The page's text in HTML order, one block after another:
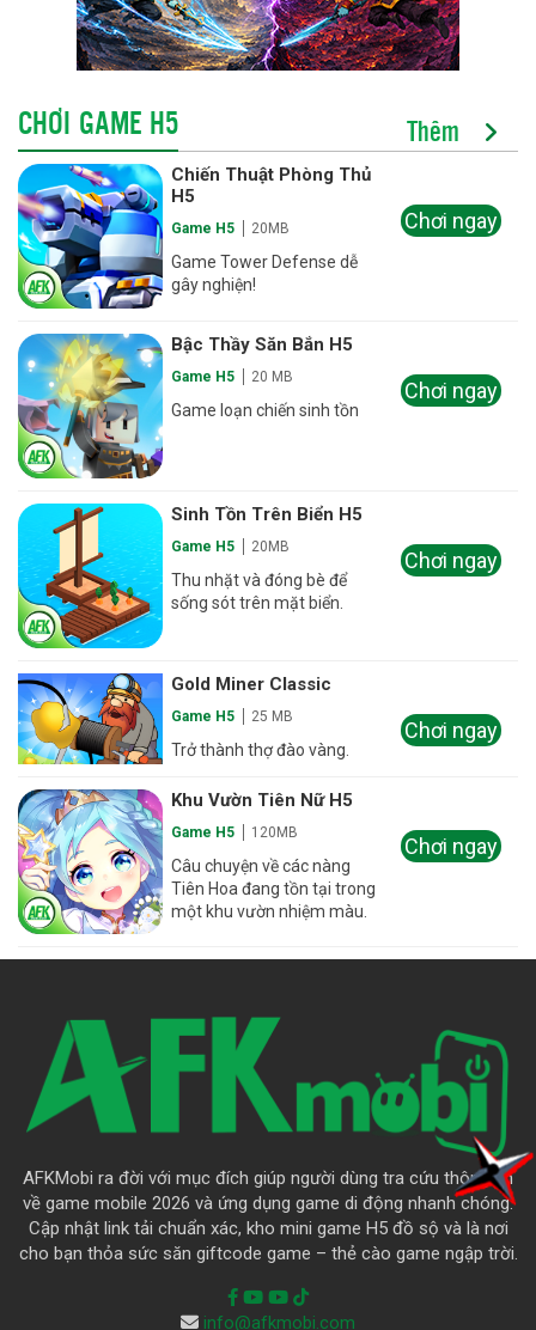
CHƠI GAME H5 Thêm
Chiến Thuật Phòng Thủ
H5
Game H5 20MB
Game Tower Defense dễ
gây nghiện!
Chơi ngay
Bậc Thầy Săn Bắn H5
Game H5 20 MB
Game loạn chiến sinh tồn
Chơi ngay
Sinh Tồn Trên Biển H5
Game H5 20MB
Thu nhặt và đóng bè để
sống sót trên mặt biển.
Chơi ngay
Gold Miner Classic
Game H5 25 MB
Trở thành thợ đào vàng.
Chơi ngay
Khu Vườn Tiên Nữ H5
Game H5 120MB
Câu chuyện về các nàng
Tiên Hoa đang tồn tại trong
một khu vườn nhiệm màu.
Chơi ngay
AFKMobi ra đời với mục đích giúp người dùng tra cứu thông tin
về game mobile 2026 và ứng dụng game di động nhanh chóng.
Cập nhật link tải chuẩn xác, kho mini game H5 đồ sộ và là nơi
cho bạn thỏa sức săn giftcode game – thẻ cào game ngập trời.
info@afkmobi.com